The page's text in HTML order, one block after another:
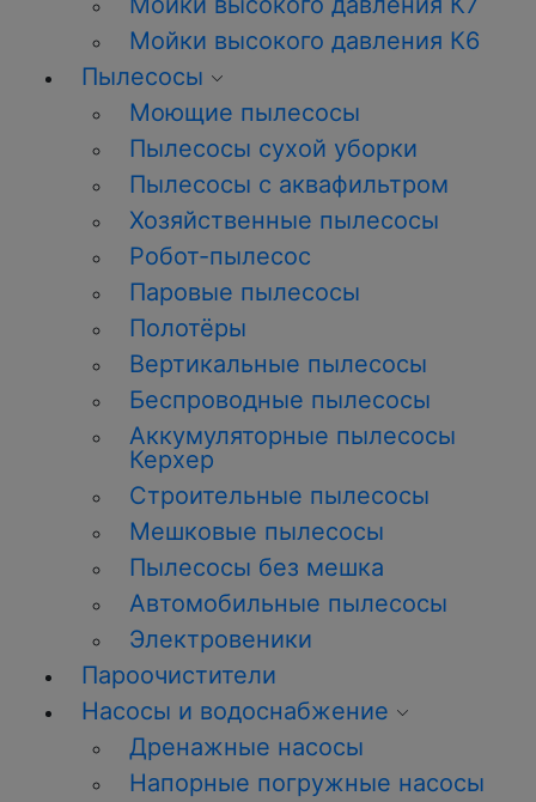
Мойки высокого давления К6
Пылесосы
Моющие пылесосы
Пылесосы сухой уборки
Пылесосы с аквафильтром
Хозяйственные пылесосы
Робот-пылесос
Паровые пылесосы
Полотёры
Вертикальные пылесосы
Беспроводные пылесосы
Аккумуляторные пылесосы
Керхер
Строительные пылесосы
Мешковые пылесосы
Пылесосы без мешка
Автомобильные пылесосы
Электровеники
Пароочистители
Насосы и водоснабжение
Дренажные насосы
Напорные погружные насосы